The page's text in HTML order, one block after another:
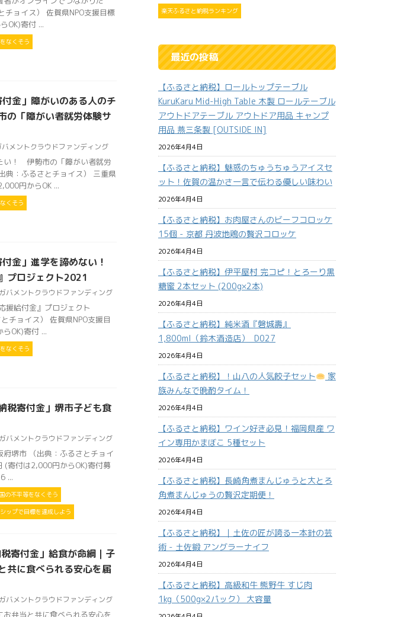
チョイス） 佐賀県NPO支援目標
OK)寄付 ...
なくそう
金」障がいのある人のチ
「障がい者就労体験サ
バメントクラウドファンディング
い！ 伊勢市の「障がい者就労
典：ふるさとチョイス） 三重県
円からOK ...
くそう
金」進学を諦めない！
プロジェクト2021
ガバメントクラウドファンディング
援給付金』プロジェクト
チョイス） 佐賀県NPO支援目
OK)寄付 ...
なくそう
税寄付金」堺市子ども食
ガバメントクラウドファンディング
堺市 （出典：ふるさとチョイ
寄付は2,000円からOK)寄付募
...
の不平等をなくそう
ップで目標を達成しよう
寄付金」給食が命綱｜子
共に食べられる安心を届
ガバメントクラウドファンディング
弁当と共に食べられる安心を
楽天ふるさと納税ランキング
最近の投稿
【ふるさと納税】ロールトップテーブル
KuruKaru Mid-High Table 木製 ロールテーブル
アウトドアテーブル アウトドア用品 キャンプ
用品 燕三条製 [OUTSIDE IN]
2026年4月4日
【ふるさと納税】魅惑のちゅうちゅうアイスセ
ット！佐賀の温かさ一言で伝わる優しい味わい
2026年4月4日
【ふるさと納税】お肉屋さんのビーフコロッケ
15個 - 京都 丹波地鶏の贅沢コロッケ
2026年4月4日
【ふるさと納税】伊平屋村 完コピ！とろーり黒
糖蜜 2本セット (200g×2本)
2026年4月4日
【ふるさと納税】純米酒『磐城壽』
1,800ml（鈴木酒造店）_D027
2026年4月4日
【ふるさと納税】！山八の人気餃子セット
家
族みんなで晩酌タイム！
2026年4月4日
【ふるさと納税】ワイン好き必見！福岡県産 ワ
イン専用かまぼこ 5種セット
2026年4月4日
【ふるさと納税】長崎角煮まんじゅうと大とろ
角煮まんじゅうの贅沢定期便！
2026年4月4日
【ふるさと納税】｜土佐の匠が誇る一本針の芸
術 - 土佐鍛 アングラーナイフ
2026年4月4日
【ふるさと納税】高級和牛 熊野牛 すじ肉
1kg（500g×2パック） 大容量